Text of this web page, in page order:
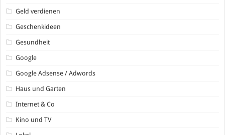
Geld verdienen
Geschenkideen
Gesundheit
Google
Google Adsense / Adwords
Haus und Garten
Internet & Co
Kino und TV